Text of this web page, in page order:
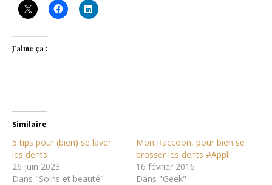
J’aime ça :
Similaire
5 tips pour (bien) se laver
les dents
26 juin 2023
Dans "Soins et beauté"
Mon Raccoon, pour bien se
brosser les dents #Appli
16 février 2016
Dans "Geek"